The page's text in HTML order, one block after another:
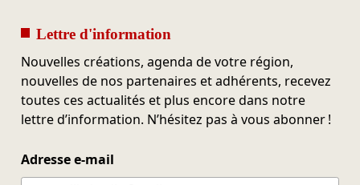
Lettre d'information
Nouvelles créations, agenda de votre région,
nouvelles de nos partenaires et adhérents, recevez
toutes ces actualités et plus encore dans notre
lettre d’information. N’hésitez pas à vous abonner !
Adresse e-mail